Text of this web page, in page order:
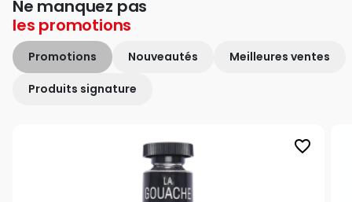
Ne manquez pas
les promotions
Promotions Nouveautés Meilleures ventes
Produits signature
favorite_border